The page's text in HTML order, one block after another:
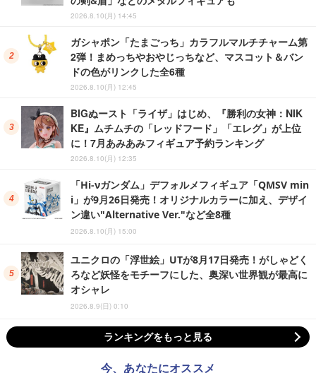
2026.8.10(月) 14:45
ガシャポン「たまごっち」カラフルマルチチャーム第
2弾！まめっちやおやじっちなど、マスコット＆バン
ドの色がリンクした全6種
2026.8.10(月) 12:45
BIGぬースト「ライザ」はじめ、『勝利の女神：NIK
KE』ムチムチの「レッドフード」「エレグ」が上位
に！7月あみあみフィギュア予約ランキング
2026.8.10(月) 12:35
「Hi-νガンダム」デフォルメフィギュア「QMSV min
i」が9月26日発売！オリジナルカラーに加え、デザイ
ン違い"Alternative Ver."など全8種
2026.8.10(月) 15:00
ユニクロの「浮世絵」UTが8月17日発売！がしゃどく
ろなど妖怪をモチーフにした、奥深い世界観が最高に
オシャレ
2026.8.9(日) 0:10
ランキングをもっと見る
今、あなたにオススメ